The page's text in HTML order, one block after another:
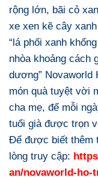
rộng lớn, bãi cỏ
xe xen kẽ cây
“lá phối xanh
nhòa khoảng cách
dương” Novaworld
món quà tuyệt vời
cha mẹ, để mỗi
tuổi già được trọn
Để được biết thêm
lòng truy cập:
an/novaworld-ho-